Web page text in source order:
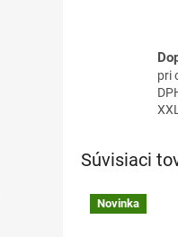
pri
XXL
Súvisiaci
Novinka